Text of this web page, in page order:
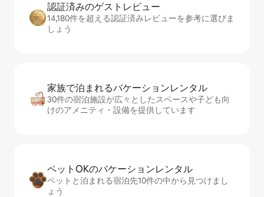
認証済みのゲ⁠ス⁠ト⁠レ⁠ビ⁠ュ⁠ー
14,180件を超える認証済みレビューを参考に選びま
しょう
家族で泊まれるバ⁠ケ⁠ー⁠シ⁠ョ⁠ンレ⁠ン⁠タ⁠ル
30件の宿泊施設が広々としたスペースや子ども向
けのアメニティ・設備を提供しています
ペットOKのバ⁠ケ⁠ー⁠シ⁠ョ⁠ンレ⁠ン⁠タ⁠ル
ペットと泊まれる宿泊先10件の中から見つけまし
ょう